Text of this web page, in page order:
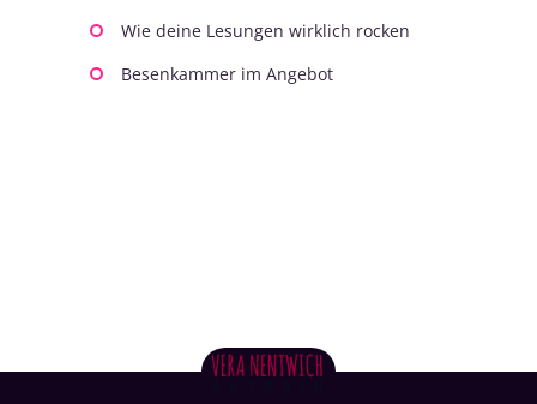
Wie deine Lesungen wirklich rocken
Besenkammer im Angebot